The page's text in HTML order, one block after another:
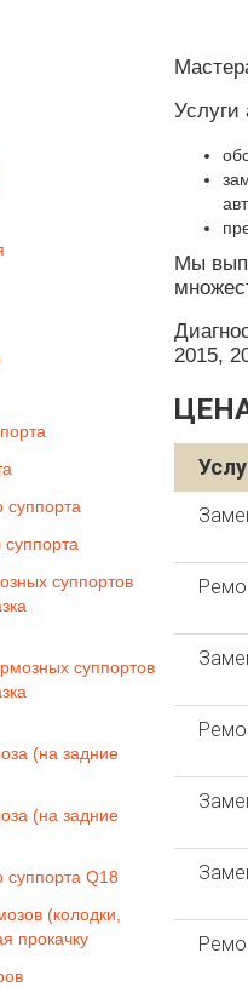
суппорта
суппорта
суппортов
суппортов
(на задние
(на задние
суппорта Q18
(колодки,
прокачку
Услуги
Мы
2015,